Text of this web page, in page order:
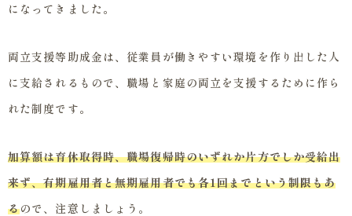
になってきました。
両立支援等助成金は、従業員が働きやすい環境を作り出した人
に支給されるもので、職場と家庭の両立を支援するために作ら
れた制度です。
加算額は育休取得時、職場復帰時のいずれか片方でしか受給出
来ず、有期雇用者と無期雇用者でも各1回までという制限もあ
るので、注意しましょう。